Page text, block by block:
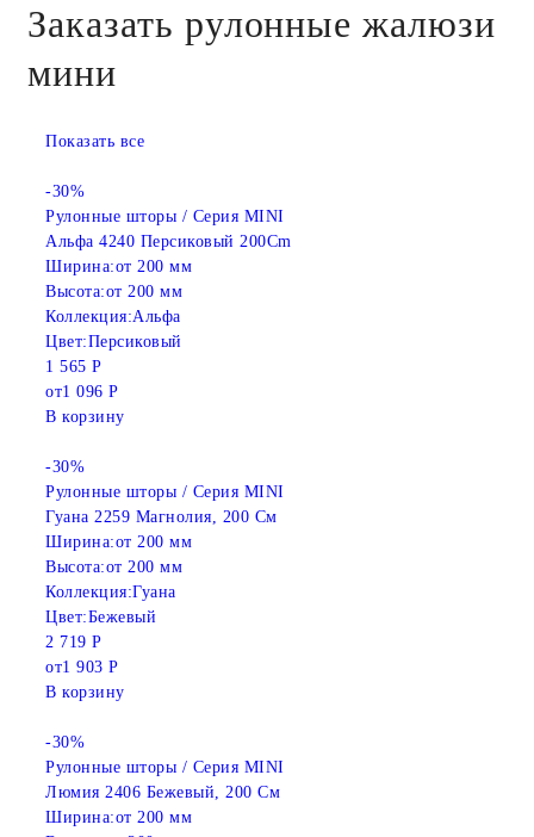
Заказать рулонные жалюзи
мини
Показать все
-30%
Рулонные шторы / Серия MINI
Альфа 4240 Персиковый 200Cm
Ширина:от 200 мм
Высота:от 200 мм
Коллекция:Альфа
Цвет:Персиковый
1 565 Р
от1 096 Р
В корзину
-30%
Рулонные шторы / Серия MINI
Гуана 2259 Магнолия, 200 См
Ширина:от 200 мм
Высота:от 200 мм
Коллекция:Гуана
Цвет:Бежевый
2 719 Р
от1 903 Р
В корзину
-30%
Рулонные шторы / Серия MINI
Люмия 2406 Бежевый, 200 См
Ширина:от 200 мм